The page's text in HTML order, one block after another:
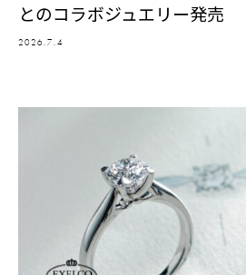
とのコラボジュエリー発売
2026.7.4